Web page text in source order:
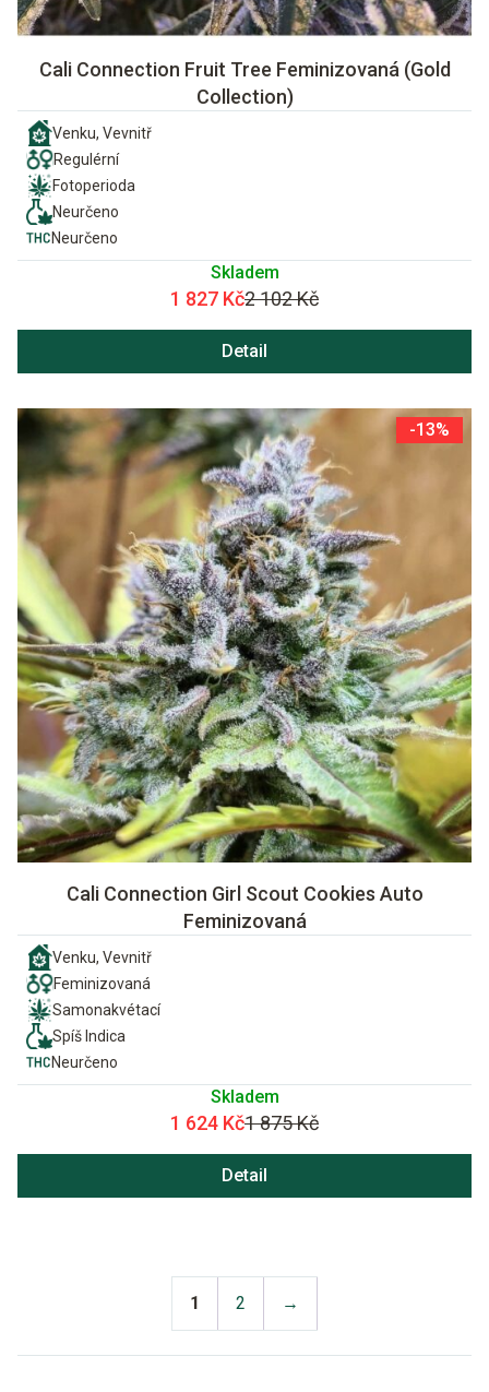
Cali Connection Fruit Tree Feminizovaná (Gold
Collection)
Venku, Vevnitř
Regulérní
Fotoperioda
Neurčeno
Neurčeno
Skladem
1 827 Kč2 102 Kč
Detail
-13%
Cali Connection Girl Scout Cookies Auto
Feminizovaná
Venku, Vevnitř
Feminizovaná
Samonakvétací
Spíš Indica
Neurčeno
Skladem
1 624 Kč1 875 Kč
Detail
1 2 →